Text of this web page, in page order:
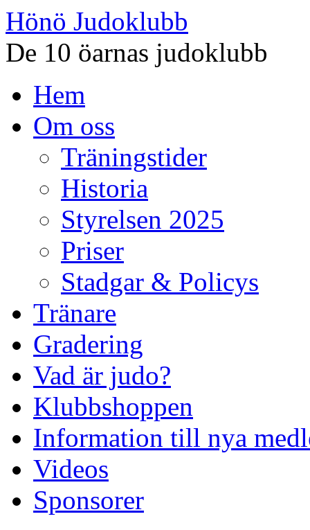
Hönö Judoklubb
De 10 öarnas judoklubb
till
innehållHem
Om oss
Träningstider
Historia
Styrelsen 2025
Priser
Stadgar & Policys
Tränare
Gradering
Vad är judo?
Klubbshoppen
Information till nya
Videos
Sponsorer